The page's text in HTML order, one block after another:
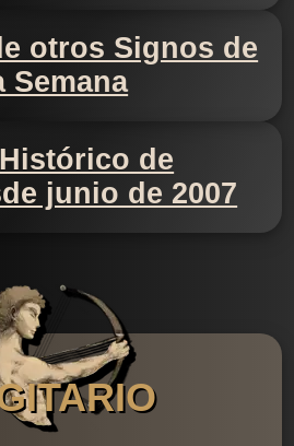
otros Signos de
Semana
de
junio de 2007